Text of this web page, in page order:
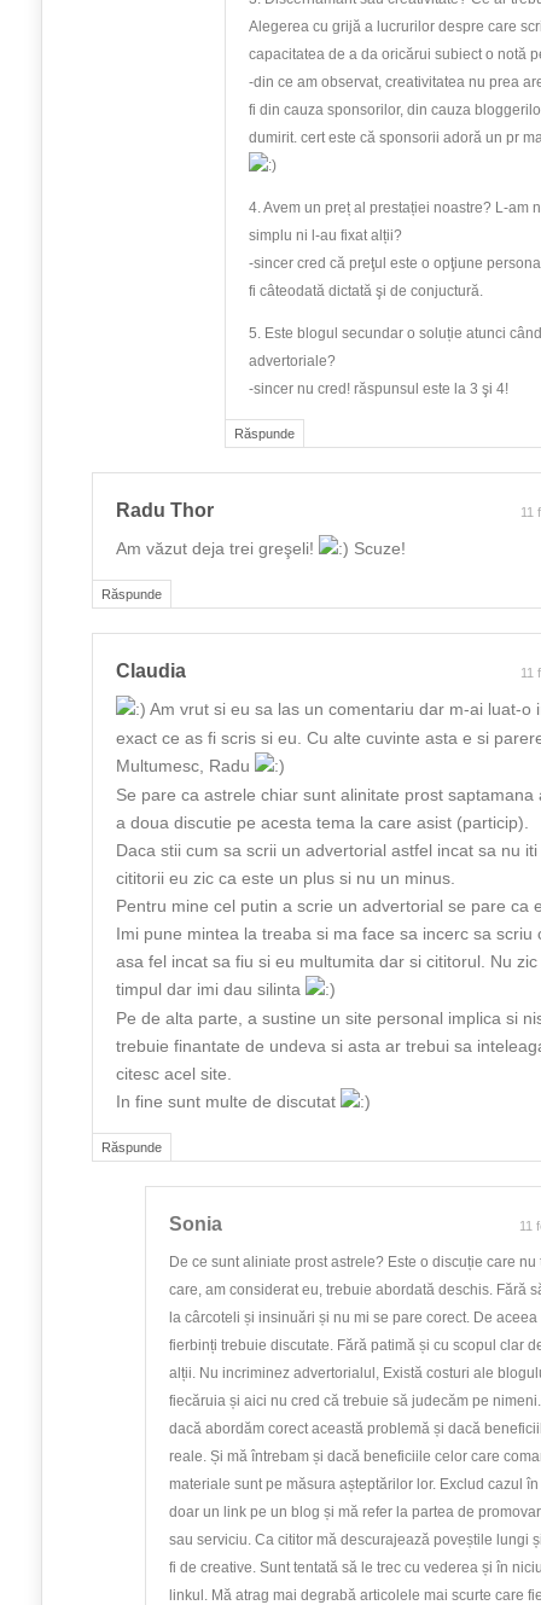
Răspunde
Alegerea cu grijă a lucrurilor despre care
capacitatea de a da oricărui subiect o notă
-din ce am observat, creativitatea nu prea
fi din cauza sponsorilor, din cauza
dumirit. cert este că sponsorii adoră un pr
4. Avem un preț al prestației noastre? L-am
simplu ni l-au fixat alții?
-sincer cred că preţul este o opţiune
fi câteodată dictată şi de conjuctură.
5. Este blogul secundar o soluție atunci
advertoriale?
-sincer nu cred! răspunsul este la 3 şi 4!
Răspunde
Radu Thor 11
Am văzut deja trei greşeli! Scuze!
Răspunde
Claudia 11
Am vrut si eu sa las un comentariu dar m-ai luat-o
exact ce as fi scris si eu. Cu alte cuvinte asta e si
Multumesc, Radu
Se pare ca astrele chiar sunt alinitate prost saptamana
a doua discutie pe acesta tema la care asist (particip).
Daca stii cum sa scrii un advertorial astfel incat sa nu
cititorii eu zic ca este un plus si nu un minus.
Pentru mine cel putin a scrie un advertorial se pare ca
Imi pune mintea la treaba si ma face sa incerc sa scriu
asa fel incat sa fiu si eu multumita dar si cititorul. Nu
timpul dar imi dau silinta
Pe de alta parte, a sustine un site personal implica si
trebuie finantate de undeva si asta ar trebui sa
citesc acel site.
In fine sunt multe de discutat
Sonia 11
De ce sunt aliniate prost astrele? Este o discuție care
care, am considerat eu, trebuie abordată deschis. Fără
la cârcoteli și insinuări și nu mi se pare corect. De
fierbinți trebuie discutate. Fără patimă și cu scopul clar
alții. Nu incriminez advertorialul, Există costuri ale
fiecăruia și aici nu cred că trebuie să judecăm pe
dacă abordăm corect această problemă și dacă
reale. Și mă întrebam și dacă beneficiile celor care
materiale sunt pe măsura așteptărilor lor. Exclud cazul
doar un link pe un blog și mă refer la partea de
sau serviciu. Ca cititor mă descurajează poveștile lungi
fi de creative. Sunt tentată să le trec cu vederea și în
linkul. Mă atrag mai degrabă articolele mai scurte care